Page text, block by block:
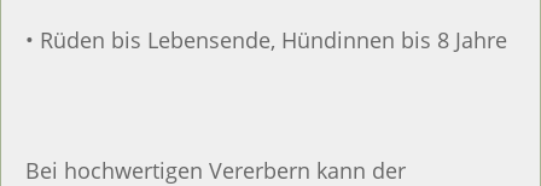
• Rüden bis Lebensende, Hündinnen bis 8 Jahre
Bei hochwertigen Vererbern kann der